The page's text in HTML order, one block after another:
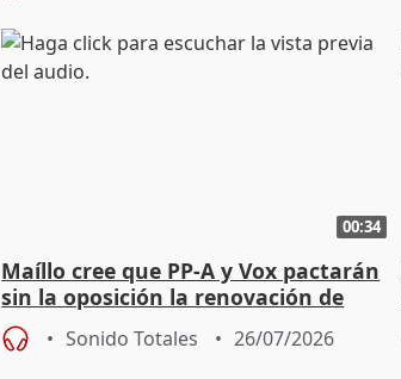
00:34
Maíllo cree que PP-A y Vox pactarán
sin la oposición la renovación de
órganos como el Defensor
Sonido Totales 26/07/2026